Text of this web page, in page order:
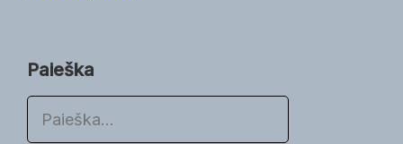
Paieška
P